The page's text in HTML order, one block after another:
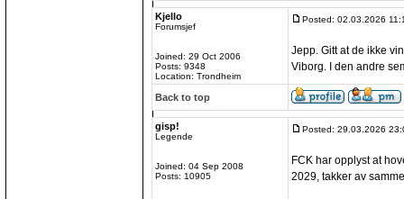
Kjello
Forumsjef
Joined: 29 Oct 2006
Posts: 9348
Location: Trondheim
Posted: 02.03.2026
Jepp. Gitt at de ikke
Viborg. I den andre
Back to top
gisp!
Legende
Joined: 04 Sep 2008
Posts: 10905
Posted: 29.03.2026
FCK har opplyst at
2029, takker av